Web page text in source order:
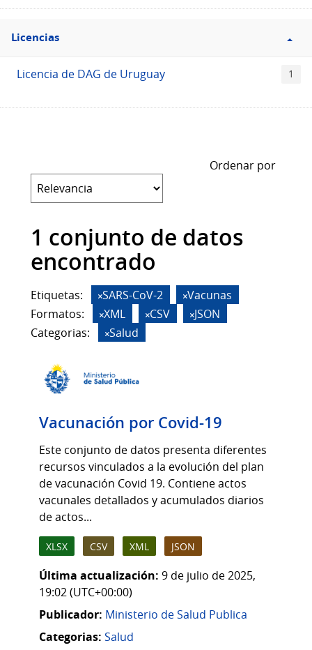
Filtro
Licencias
Licencias
Licencia de DAG de Uruguay 1
Ordenar por
1 conjunto de datos
encontrado
Etiquetas: SARS-CoV-2
Vacunas
Formatos:
XML CSV
JSON
Categorias:
Salud
Vacunación por Covid-19
Este conjunto de datos presenta diferentes
recursos vinculados a la evolución del plan
de vacunación Covid 19. Contiene actos
vacunales detallados y acumulados diarios
de actos...
XLSX CSV XML JSON
Última actualización: 9 de julio de 2025,
19:02 (UTC+00:00)
Publicador: Ministerio de Salud Publica
Categorias: Salud